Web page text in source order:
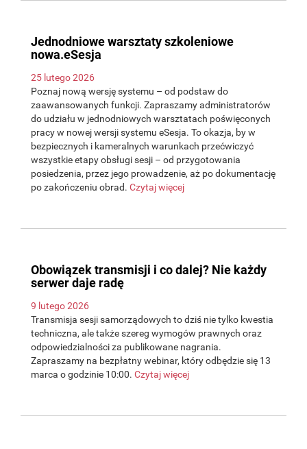
Jednodniowe warsztaty szkoleniowe
nowa.eSesja
25 lutego 2026
Poznaj nową wersję systemu – od podstaw do
zaawansowanych funkcji. Zapraszamy administratorów
do udziału w jednodniowych warsztatach poświęconych
pracy w nowej wersji systemu eSesja. To okazja, by w
bezpiecznych i kameralnych warunkach przećwiczyć
wszystkie etapy obsługi sesji – od przygotowania
posiedzenia, przez jego prowadzenie, aż po dokumentację
po zakończeniu obrad. Czytaj więcej
Obowiązek transmisji i co dalej? Nie każdy
serwer daje radę
9 lutego 2026
Transmisja sesji samorządowych to dziś nie tylko kwestia
techniczna, ale także szereg wymogów prawnych oraz
odpowiedzialności za publikowane nagrania.
Zapraszamy na bezpłatny webinar, który odbędzie się 13
marca o godzinie 10:00. Czytaj więcej